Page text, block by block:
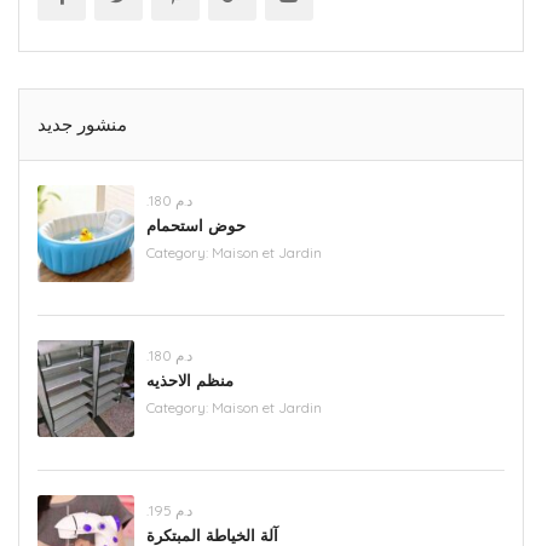
منشور جديد
.د.م 180
حوض استحمام
Category: Maison et Jardin
.د.م 180
منظم الاحذيه
Category: Maison et Jardin
.د.م 195
آلة الخياطة المبتكرة